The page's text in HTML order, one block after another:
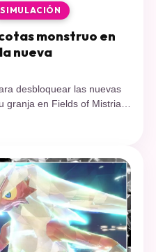
SIMULACIÓN
monstruo en
nueva
desbloquear las nuevas
granja en Fields of Mistria.
de combate, activar el
debes derrotar para
de su cuarta […]